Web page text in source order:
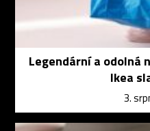
Legendární a odolná
Ikea
3.